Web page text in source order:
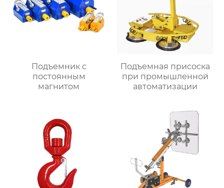
Подъемник с
постоянным
магнитом
Подъемная присоска
при промышленной
автоматизации